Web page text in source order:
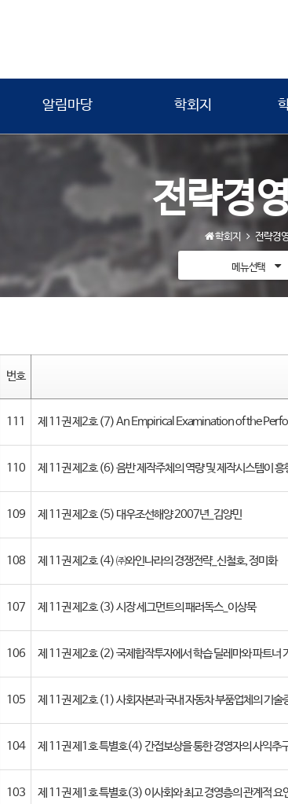
알림마당 학회지
전략경
학회지 전략경
메뉴선택
번호
111 제 11권 제2호 (7) An Empirical Examination of the
110 제 11권 제2호 (6) 음반 제작주체의 역량 및 제작시스템이 흥
109 제 11권 제2호 (5) 대우조선해양 2007년_김양민
108 제 11권 제2호 (4) ㈜와인나라의 경쟁전략_신철호, 정미화
107 제 11권 제2호 (3) 시장 세그먼트의 패러독스_이상묵
106 제 11권 제2호 (2) 국제합작투자에서 학습 딜레마와 파트너
105 제 11권 제2호 (1) 사회자본과 국내 자동차 부품업체의 기술
104 제 11권 제1호 특별호(4) 간접보상을 통한 경영자의 사익추
103 제 11권 제1호 특별호(3) 이사회와 최고 경영층의 관계적 요